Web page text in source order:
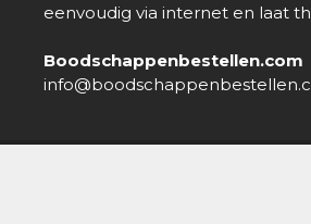
eenvoudig via internet en laat
Boodschappenbestellen.com